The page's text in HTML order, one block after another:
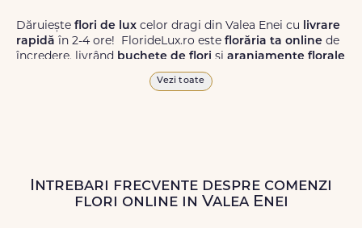
Dăruiește flori de lux celor dragi din Valea Enei cu livrare
rapidă în 2-4 ore! FlorideLux.ro este florăria ta online de
încredere, livrând buchete de flori și aranjamente florale
de calitate superioară în Valea Enei și în toată România.
Livrăm buchete de florichiar și în weekend, pentru ca tu
să poți adresa un gest frumos atunci când ai nevoie.
Vezi toate
Intrebari frecvente despre comenzi
flori online in Valea Enei